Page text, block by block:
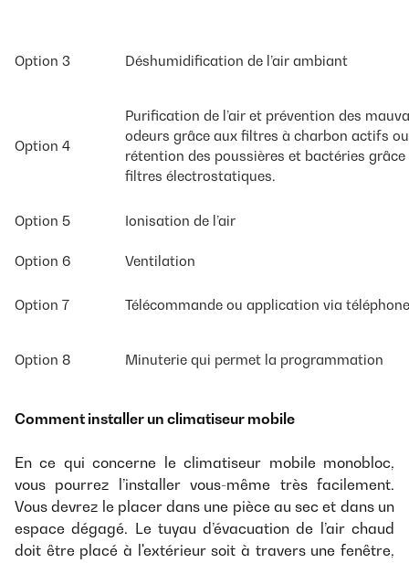
Option 3 Déshumidification de l’air ambiant
Option 4
Purification de l’air et prévention des
odeurs grâce aux filtres à charbon actifs ou
rétention des poussières et bactéries grâce
filtres électrostatiques.
Option 5 Ionisation de l’air
Option 6 Ventilation
Option 7 Télécommande ou application via téléphone
Option 8 Minuterie qui permet la programmation
Comment installer un climatiseur mobile
En ce qui concerne le climatiseur mobile monobloc,
vous pourrez l’installer vous-même très facilement.
Vous devrez le placer dans une pièce au sec et dans un
espace dégagé. Le tuyau d’évacuation de l’air chaud
doit être placé à l'extérieur soit à travers une fenêtre,